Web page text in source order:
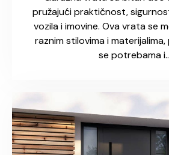
pružajući praktičnost,
vozila i imovine. Ova vrata se
raznim stilovima i
se potrebama